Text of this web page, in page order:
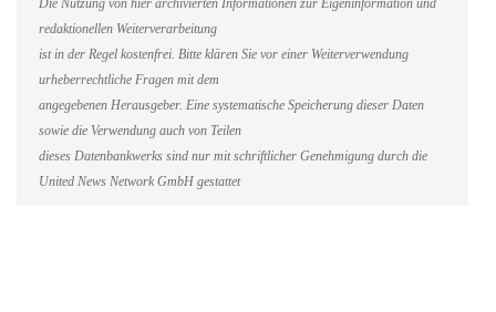
Die Nutzung von hier archivierten Informationen zur Eigeninformation und
redaktionellen Weiterverarbeitung
ist in der Regel kostenfrei. Bitte klären Sie vor einer Weiterverwendung
urheberrechtliche Fragen mit dem
angegebenen Herausgeber. Eine systematische Speicherung dieser Daten
sowie die Verwendung auch von Teilen
dieses Datenbankwerks sind nur mit schriftlicher Genehmigung durch die
United News Network GmbH gestattet